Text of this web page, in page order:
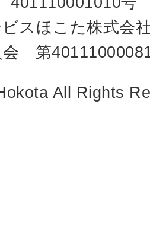
スほこた株式会
会 第
All Rights